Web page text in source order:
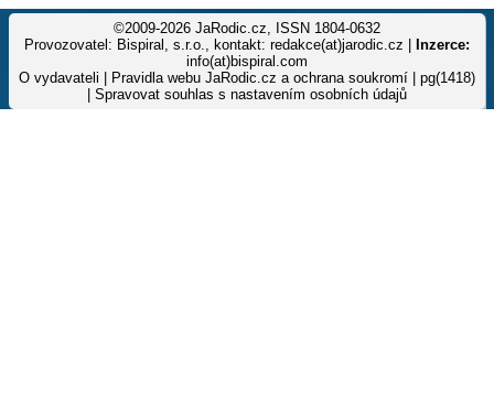
©2009-2026 JaRodic.cz, ISSN 1804-0632
Provozovatel: Bispiral, s.r.o., kontakt: redakce(at)jarodic.cz |
Inzerce:
info(at)bispiral.com
O vydavateli
Pravidla webu JaRodic.cz a ochrana soukromí | pg(1418)
Spravovat souhlas s nastavením osobních údajů